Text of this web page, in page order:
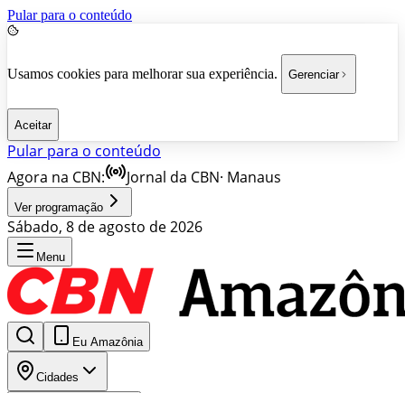
Pular para o conteúdo
Usamos cookies para melhorar sua experiência. Gerenciar
Aceitar
Pular para o conteúdo
Agora na CBN:
Jornal da CBN· Manaus
Ver programação
Sábado, 8 de agosto de 2026
Menu
Eu Amazônia
Cidades